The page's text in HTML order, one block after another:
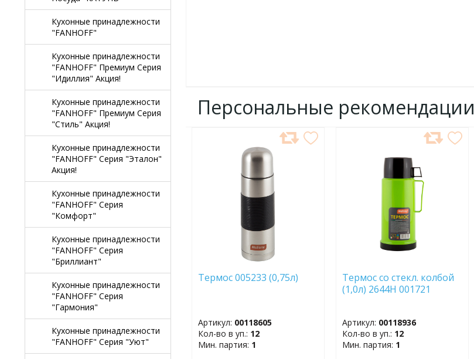
Кухонные принадлежности
"FANHOFF"
Кухонные принадлежности
"FANHOFF" Премиум Серия
"Идиллия" Акция!
Кухонные принадлежности
"FANHOFF" Премиум Серия
"Стиль" Акция!
Кухонные принадлежности
"FANHOFF" Серия "Эталон"
Акция!
Кухонные принадлежности
"FANHOFF" Серия
"Комфорт"
Кухонные принадлежности
"FANHOFF" Серия
"Бриллиант"
Кухонные принадлежности
"FANHOFF" Серия
"Гармония"
Кухонные принадлежности
"FANHOFF" Серия "Уют"
Персональные рекомендации
ДОБАВИТЬ
ИЗБРАННОЕ
Термос 005233 (0,75л)
Артикул: 00118605
Кол-во в уп.: 12
Мин. партия: 1
ИЗБРАННОЕ
Термос со стекл. колбой
(1,0л) 2644H 001721
Артикул: 00118936
Кол-во в уп.: 12
Мин. партия: 1